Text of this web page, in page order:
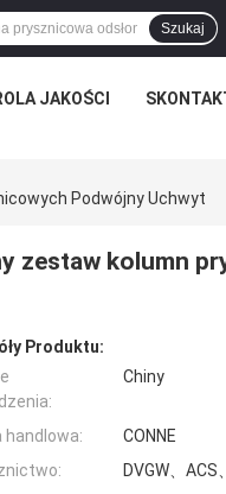
Szukaj
JAKOŚCI
Podwójny Uchwyt
zestaw kolumn
Produktu:
Chiny
handlowa:
CONNE
DVGW、